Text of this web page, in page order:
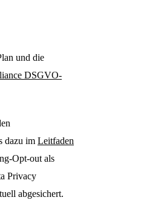
und die
DSGVO-
dazu im Leitfaden
Opt-out als
Privacy
abgesichert.